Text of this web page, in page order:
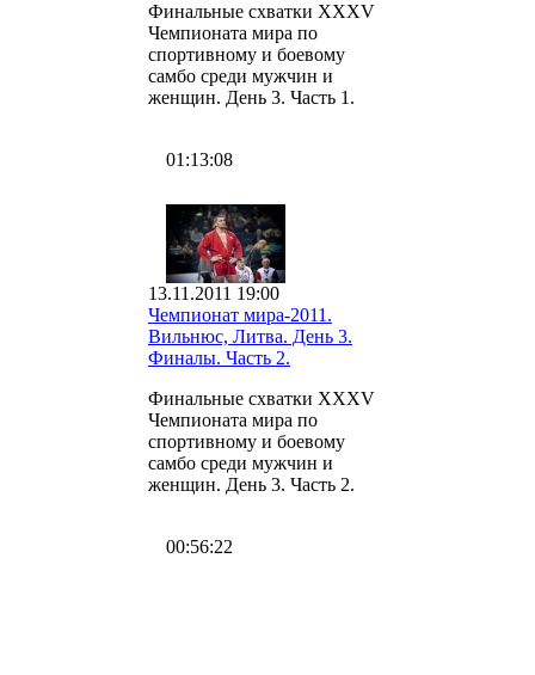
Финальные схватки XXXV
Чемпионата мира по
спортивному и боевому
самбо среди мужчин и
женщин. День 3. Часть 1.
01:13:08
13.11.2011 19:00
Чемпионат мира-2011.
Вильнюс, Литва. День 3.
Финалы. Часть 2.
Финальные схватки XXXV
Чемпионата мира по
спортивному и боевому
самбо среди мужчин и
женщин. День 3. Часть 2.
00:56:22